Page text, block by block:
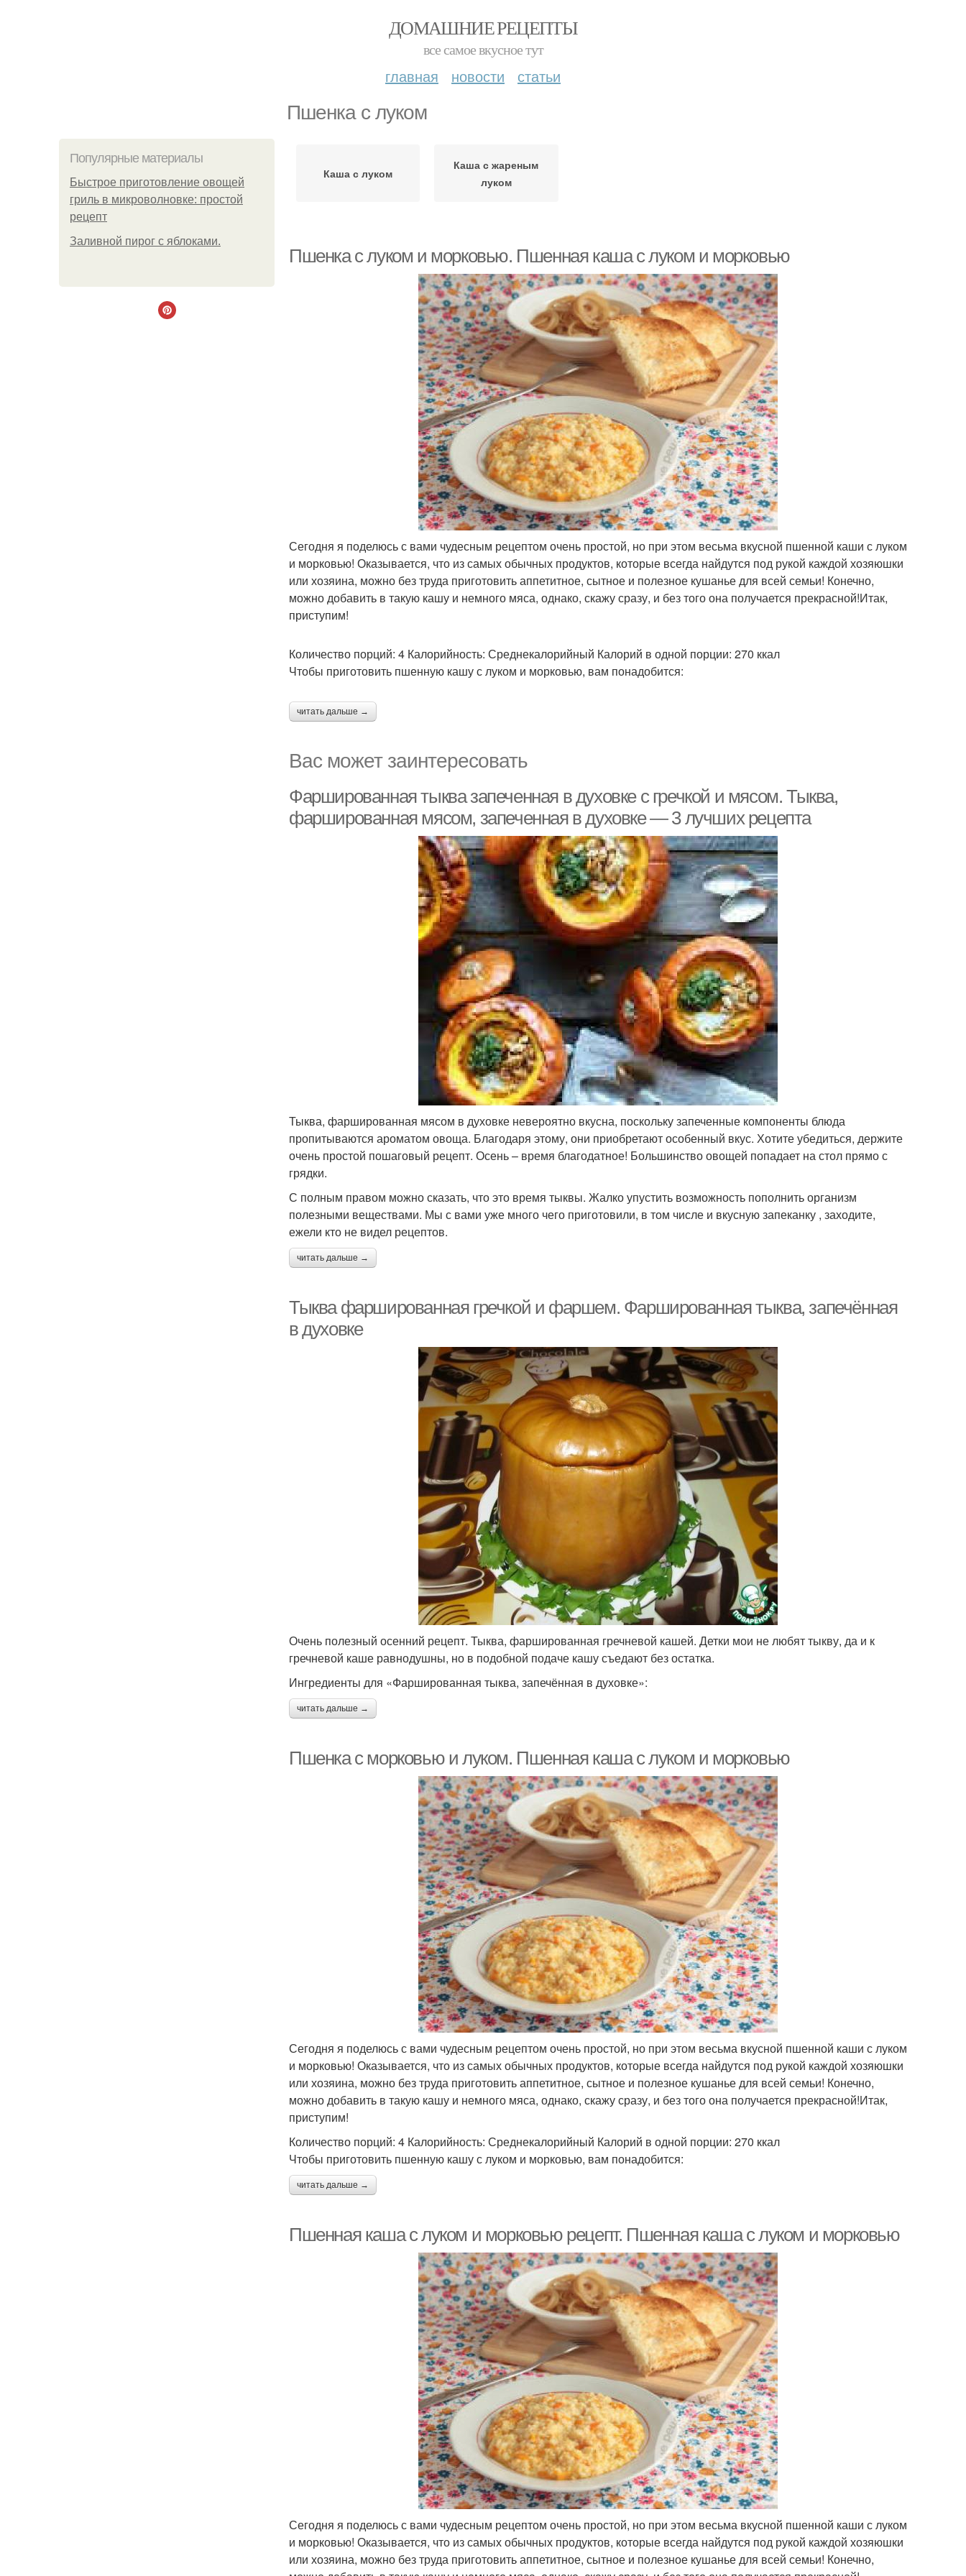
ДОМАШНИЕ РЕЦЕПТЫ
все самое вкусное тут
главная новости статьи
Пшенка с луком
Популярные материалы
Быстрое приготовление овощей
гриль в микроволновке: простой
рецепт
Заливной пирог с яблоками.
Каша с луком
Каша с жареным
луком
Пшенка с луком и морковью. Пшенная каша с луком и морковью
Сегодня я поделюсь с вами чудесным рецептом очень простой, но при этом весьма вкусной пшенной каши с луком
и морковью! Оказывается, что из самых обычных продуктов, которые всегда найдутся под рукой каждой хозяюшки
или хозяина, можно без труда приготовить аппетитное, сытное и полезное кушанье для всей семьи! Конечно,
можно добавить в такую кашу и немного мяса, однако, скажу сразу, и без того она получается прекрасной!Итак,
приступим!
Количество порций: 4 Калорийность: Среднекалорийный Калорий в одной порции: 270 ккал
Чтобы приготовить пшенную кашу с луком и морковью, вам понадобится:
читать дальше →
Вас может заинтересовать
Фаршированная тыква запеченная в духовке с гречкой и мясом. Тыква,
фаршированная мясом, запеченная в духовке — 3 лучших рецепта
Тыква, фаршированная мясом в духовке невероятно вкусна, поскольку запеченные компоненты блюда
пропитываются ароматом овоща. Благодаря этому, они приобретают особенный вкус. Хотите убедиться, держите
очень простой пошаговый рецепт. Осень – время благодатное! Большинство овощей попадает на стол прямо с
грядки.
С полным правом можно сказать, что это время тыквы. Жалко упустить возможность пополнить организм
полезными веществами. Мы с вами уже много чего приготовили, в том числе и вкусную запеканку , заходите,
ежели кто не видел рецептов.
читать дальше →
Тыква фаршированная гречкой и фаршем. Фаршированная тыква, запечённая
в духовке
Очень полезный осенний рецепт. Тыква, фаршированная гречневой кашей. Детки мои не любят тыкву, да и к
гречневой каше равнодушны, но в подобной подаче кашу съедают без остатка.
Ингредиенты для «Фаршированная тыква, запечённая в духовке»:
читать дальше →
Пшенка с морковью и луком. Пшенная каша с луком и морковью
Сегодня я поделюсь с вами чудесным рецептом очень простой, но при этом весьма вкусной пшенной каши с луком
и морковью! Оказывается, что из самых обычных продуктов, которые всегда найдутся под рукой каждой хозяюшки
или хозяина, можно без труда приготовить аппетитное, сытное и полезное кушанье для всей семьи! Конечно,
можно добавить в такую кашу и немного мяса, однако, скажу сразу, и без того она получается прекрасной!Итак,
приступим!
Количество порций: 4 Калорийность: Среднекалорийный Калорий в одной порции: 270 ккал
Чтобы приготовить пшенную кашу с луком и морковью, вам понадобится:
читать дальше →
Пшенная каша с луком и морковью рецепт. Пшенная каша с луком и морковью
Сегодня я поделюсь с вами чудесным рецептом очень простой, но при этом весьма вкусной пшенной каши с луком
и морковью! Оказывается, что из самых обычных продуктов, которые всегда найдутся под рукой каждой хозяюшки
или хозяина, можно без труда приготовить аппетитное, сытное и полезное кушанье для всей семьи! Конечно,